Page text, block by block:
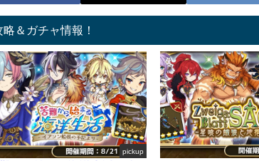
略＆ガチャ情報！
pickup